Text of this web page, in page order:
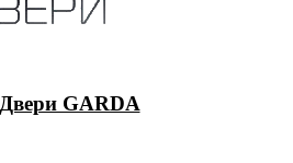
Двери GARDA